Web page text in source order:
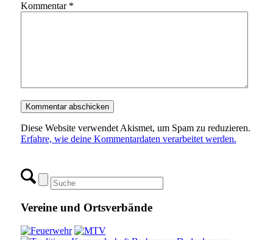
Kommentar *
Diese Website verwendet Akismet, um Spam zu reduzieren.
Erfahre, wie deine Kommentardaten verarbeitet werden.
Vereine und Ortsverbände